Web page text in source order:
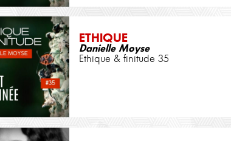
ETHIQUE
Danielle Moyse
Ethique & finitude 35